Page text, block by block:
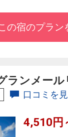
せて楽しめる県
ランク上のご滞
たな歓びと発
を知る大人の
の宿のプラン
ランメール
口コミを
4,510円